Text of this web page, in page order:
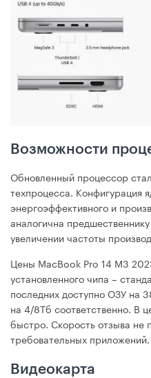
Возможности
Обновленный процессор
техпроцесса. Конфигурация
энергоэффективного и
аналогична
увеличении частоты
Цены MacBook Pro 14 М3
установленного чипа –
последних доступно ОЗУ на
на 4/8Тб соответственно. В
быстро. Скорость отзыва не
требовательных приложений.
Видеокарта